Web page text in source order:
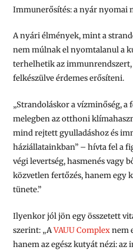
Immunerősítés: a nyár nyomai
A nyári élmények, mint a
nem múlnak el nyomtalanul a
terhelhetik az immunrendszert,
felkészülve érdemes erősíteni.
„Strandoláskor a vízminőség, a
melegben az otthoni
mind rejtett gyulladáshoz és
háziállatainkban” – hívta fel a
végi levertség, hasmenés vagy
közvetlen fertőzés, hanem
tünete.”
Ilyenkor jól jön egy összetett
szerint: „AVAUU Complexnem
hanem az egész kutyát nézi: az